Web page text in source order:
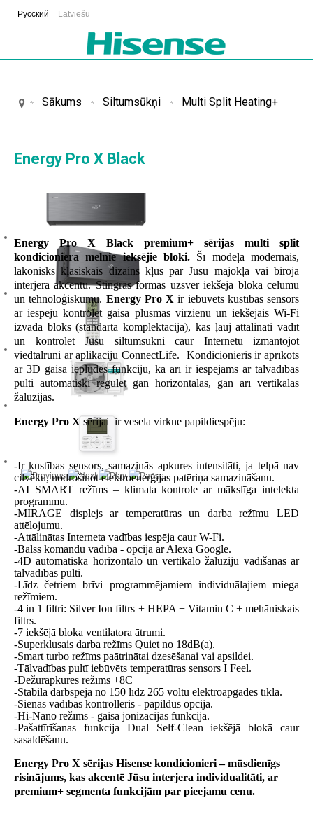
Русский Latviešu
Sākums Siltumsūkņi Multi Split Heating+
Energy Pro X Black
Energy Pro X Black premium+ sērijas multi split
kondicioniera melnie ieksējie bloki. Šī modeļa modernais,
lakonisks klasiskais dizains kļūs par Jūsu mājokļa vai biroja
interjera akcentu. Stingrās formas uzsver iekšējā bloka cēlumu
un tehnoloģiskumu. Energy Pro X ir iebūvēts kustības sensors
ar iespēju kontrolēt gaisa plūsmas virzienu un iekšējais Wi-Fi
izvada bloks (standarta komplektācijā), kas ļauj attālināti vadīt
un kontrolēt Jūsu siltumsūkni caur Internetu izmantojot
viedtālruni ar aplikāciju ConnectLife. Kondicionieris ir aprīkots
ar 3D gaisa ieplūdes funkciju, kā arī ir iespējams ar tālvadības
pulti automātiski regulēt gan horizontālās, gan arī vertikālās
žalūzijas.
Energy Pro X sērijai ir vesela virkne papildiespēju:
-Ir kustības sensors, samazinās apkures intensitāti, ja telpā nav
cilvēku, nodrošinot elektroenerģijas patēriņa samazināšanu.
-AI SMART režīms – klimata kontrole ar mākslīga intelekta
programmu.
-MIRAGE displejs ar temperatūras un darba režīmu LED
attēlojumu.
-Attālinātas Interneta vadības iespēja caur W-Fi.
-Balss komandu vadība - opcija ar Alexa Google.
-4D automātiska horizontālo un vertikālo žalūziju vadīšanas ar
tālvadības pulti.
-Līdz četriem brīvi programmējamiem individuālajiem miega
režīmiem.
-4 in 1 filtri: Silver Ion filtrs + HEPA + Vitamin C + mehāniskais
filtrs.
-7 iekšējā bloka ventilatora ātrumi.
-Superklusais darba režīms Quiet no 18dB(a).
-Smart turbo režīms paātrinātai dzesēšanai vai apsildei.
-Tālvadības pultī iebūvēts temperatūras sensors I Feel.
-Dežūrapkures režīms +8C
-Stabila darbspēja no 150 līdz 265 voltu elektroapgādes tīklā.
-Sienas vadības kontrolleris - papildus opcija.
-Hi-Nano režīms - gaisa jonizācijas funkcija.
-Pašattīrīšanas funkcija Dual Self-Clean iekšējā blokā caur
sasaldēšanu.
Energy Pro X sērijas Hisense kondicionieri – mūsdienīgs
risinājums, kas akcentē Jūsu interjera individualitāti, ar
premium+ segmenta funkcijām par pieejamu cenu.